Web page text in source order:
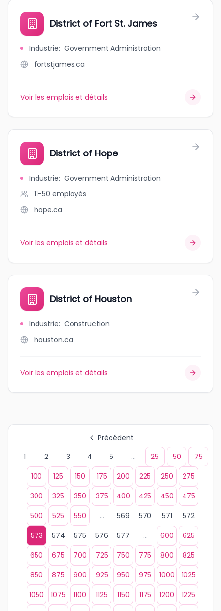
District of Fort St. James
Industrie: Government Administration
fortstjames.ca
Voir les emplois et détails
District of Hope
Industrie: Government Administration
11-50 employés
hope.ca
Voir les emplois et détails
District of Houston
Industrie: Construction
houston.ca
Voir les emplois et détails
Précédent
1
2 3 4 5 ... 25 50
75
100
125 150 175 200 225 250
275
300
325 350 375 400 425 450
475
500
525 550 ... 569 570 571
572
573
574 575 576 577 ... 600
625
650
675 700 725 750 775 800
825
850
875 900 925 950 975 1000
1025
1050
1075 1100 1125 1150 1175 1200
1225